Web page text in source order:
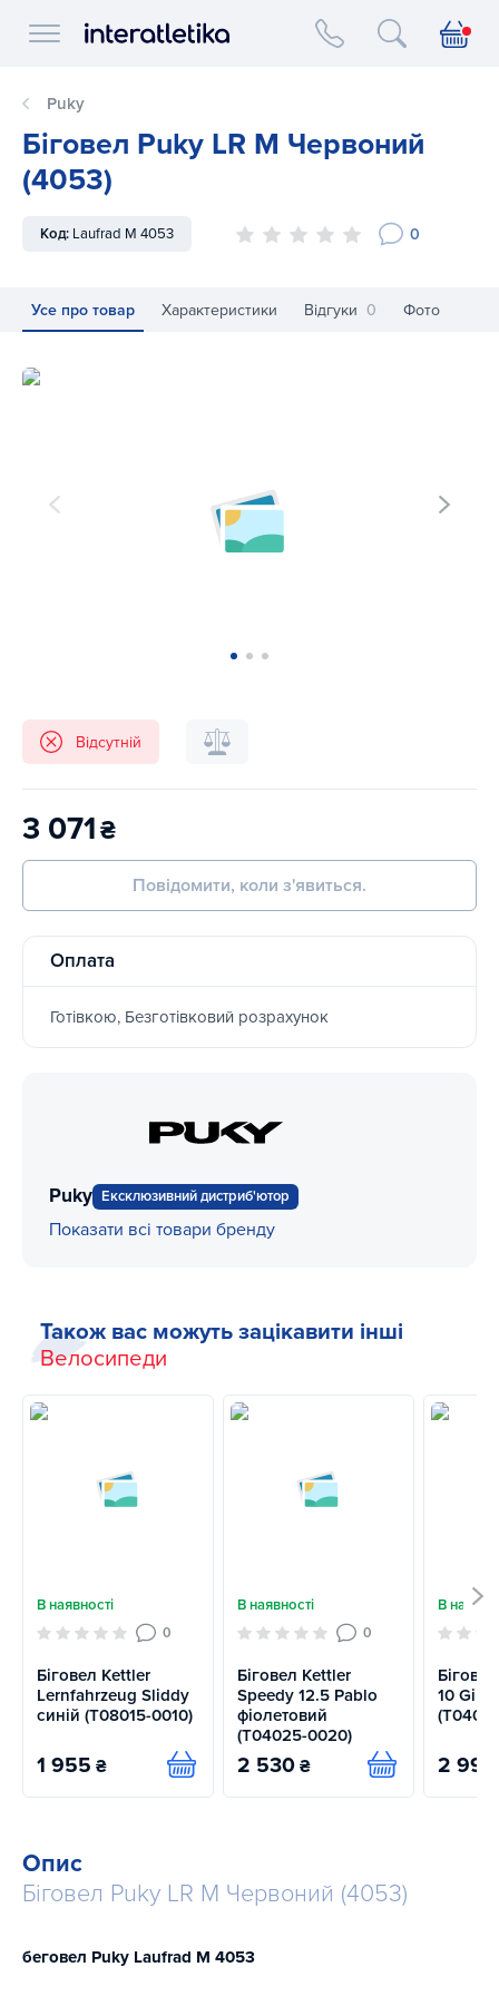
Interatletika logo
Puky
Біговел Puky LR M Червоний
(4053)
Код: Laufrad M 4053 0
Усе про товар Характеристики Відгуки 0 Фото
Біговел Puky LR M Червоний (4053)
Відсутній
3 071₴
Повідомити, коли з'явиться.
Оплата
Готівкою, Безготівковий розрахунок
Puky Ексклюзивний дистриб'ютор
Показати всі товари бренду
Також вас можуть зацікавити інші
Велосипеди
В наявності
0
Біговел Kettler
Lernfahrzeug Sliddy
синій (T08015-0010)
1 955 ₴ Купити
В наявності
0
Біговел Kettler
Speedy 12.5 Pablo
фіолетовий
(T04025-0020)
2 530 ₴ Купити
В
10 Girl
2 990
Опис
Біговел Puky LR M Червоний (4053)
беговел Puky Laufrad M 4053